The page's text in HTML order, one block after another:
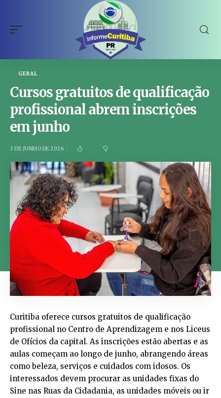
GERAL
Cursos gratuitos de qualificação
profissional abrem inscrições
em junho
3 DE JUNHO DE 2026
Curitiba oferece cursos gratuitos de qualificação
profissional no Centro de Aprendizagem e nos Liceus
de Ofícios da capital. As inscrições estão abertas e as
aulas começam ao longo de junho, abrangendo áreas
como beleza, serviços e cuidados com idosos. Os
interessados devem procurar as unidades fixas do
Sine nas Ruas da Cidadania, as unidades móveis ou ir